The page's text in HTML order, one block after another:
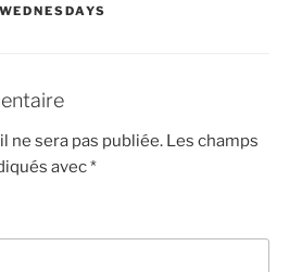
WEDNESDAYS
ne sera pas publiée. Les champs
avec*